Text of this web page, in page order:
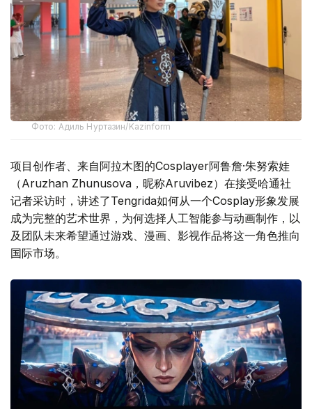
Фото: Адиль Нуртазин/Kazinform
项目创作者、来自阿拉木图的Cosplayer阿鲁詹·朱努索娃
（Aruzhan Zhunusova，昵称Aruvibez）在接受哈通社
记者采访时，讲述了Tengrida如何从一个Cosplay形象发展
成为完整的艺术世界，为何选择人工智能参与动画制作，以
及团队未来希望通过游戏、漫画、影视作品将这一角色推向
国际市场。